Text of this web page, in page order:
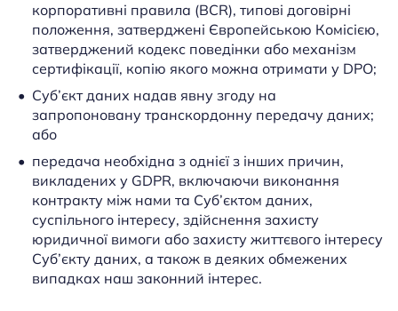
корпоративні правила (BCR), типові договірні
положення, затверджені Європейською Комісією,
затверджений кодекс поведінки або механізм
сертифікації, копію якого можна отримати у DPO;
Суб’єкт даних надав явну згоду на
запропоновану транскордонну передачу даних;
або
передача необхідна з однієї з інших причин,
викладених у GDPR, включаючи виконання
контракту між нами та Суб’єктом даних,
суспільного інтересу, здійснення захисту
юридичної вимоги або захисту життєвого інтересу
Суб’єкту даних, а також в деяких обмежених
випадках наш законний інтерес.